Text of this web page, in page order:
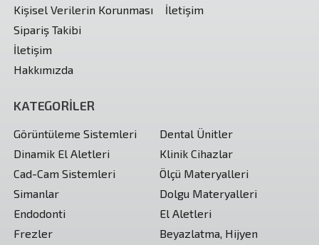
Kişisel Verilerin Korunması
Sipariş Takibi
İletişim
Hakkımızda
İletişim
KATEGORİLER
Görüntüleme Sistemleri
Dental Ünitler
Dinamik El Aletleri
Klinik Cihazlar
Cad-Cam Sistemleri
Ölçü Materyalleri
Simanlar
Dolgu Materyalleri
Endodonti
El Aletleri
Frezler
Beyazlatma, Hijyen